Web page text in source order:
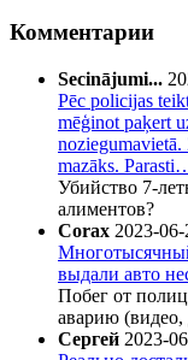
Комментарии
Secinājumi...
Pēc policijas
mēģinot paķert
noziegumavietā.
mazāks.
Убийство 7-
алиментов?
Corax 2023-
выдали авто
Побег от
аварию
Сергей 2023-